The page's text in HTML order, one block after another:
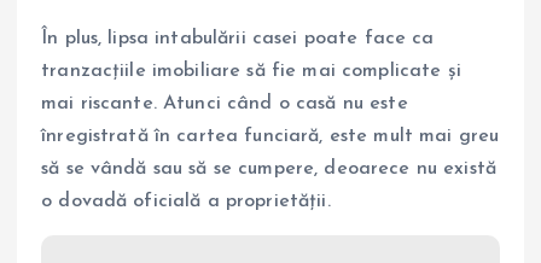
În plus, lipsa intabulării casei poate face ca
tranzacțiile imobiliare să fie mai complicate și
mai riscante. Atunci când o casă nu este
înregistrată în cartea funciară, este mult mai greu
să se vândă sau să se cumpere, deoarece nu există
o dovadă oficială a proprietății.